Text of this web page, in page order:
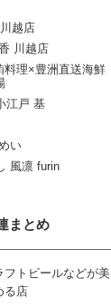
越店
川越店
料理×豊洲直送海鮮
江戸 基
い
風凛 furin
まとめ
フトビールなどが美
る店